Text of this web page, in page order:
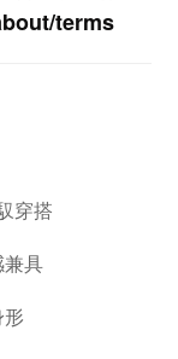
terms